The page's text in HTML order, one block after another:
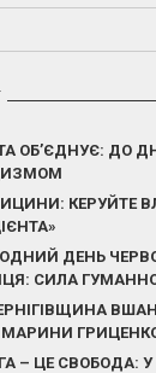
ОБ’ЄДНУЄ: ДО
КЕРУЙТЕ
ДЕНЬ
СИЛА
МАРИНИ
– ЦЕ СВОБОДА: У